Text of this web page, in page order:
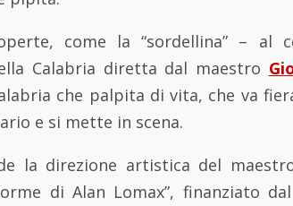
come la “sordellina” – al
Calabria diretta dal maestro
che palpita di vita, che va
e si mette in scena.
la direzione artistica del
di Alan Lomax”, finanziato